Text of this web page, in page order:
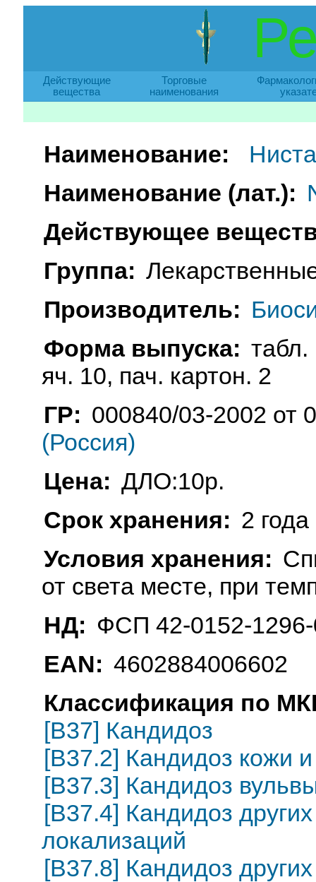
Действующие
вещества
Торговые
наименования
Наименование:
Наименование (лат.):
Действующее
Группа:
Производитель:
Форма выпуска: табл.
яч. 10, пач. картон. 2
ГР: 000840/03-2002 от
(Россия)
Цена: ДЛО:10р.
Срок хранения: 2 года
Условия хранения:
от света месте, при
НД: ФСП 42-0152-
EAN: 4602884006602
Классификация по
[B37] Кандидоз
[B37.2] Кандидоз кожи и
[B37.3] Кандидоз
[B37.4] Кандидоз
локализаций
[B37.8] Кандидоз